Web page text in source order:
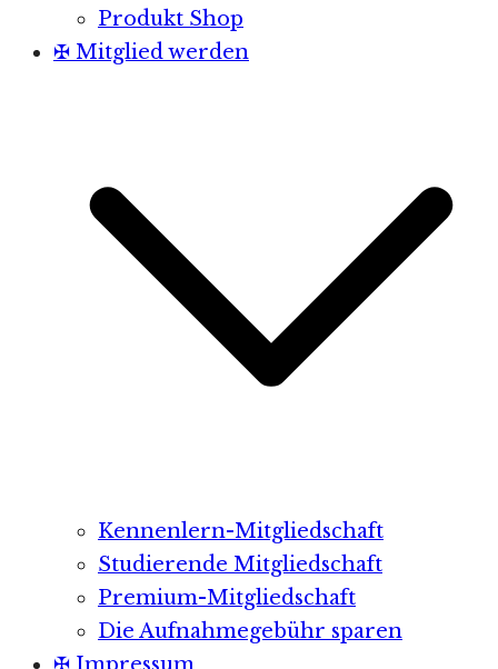
Produkt Shop
✠ Mitglied werden
Kennenlern-Mitgliedschaft
Studierende Mitgliedschaft
Premium-Mitgliedschaft
Die Aufnahmegebühr sparen